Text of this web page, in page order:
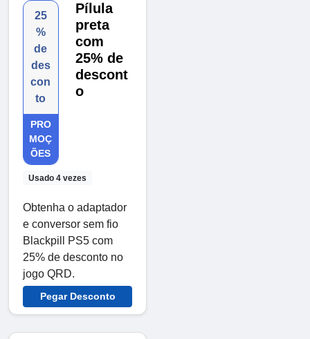
25
%
de
des
con
to
PRO
MOÇ
ÕES
Usado 4 vezes
Pílula
preta
com
25% de
descont
o
Obtenha o adaptador
e conversor sem fio
Blackpill PS5 com
25% de desconto no
jogo QRD.
Pegar Desconto